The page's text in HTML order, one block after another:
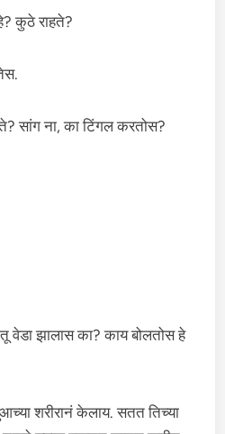
कुठे राहते?
सांग ना, का टिंगल करतोस?
वेडा झालास का? काय बोलतोस हे
शरीरानं केलाय. सतत तिच्या